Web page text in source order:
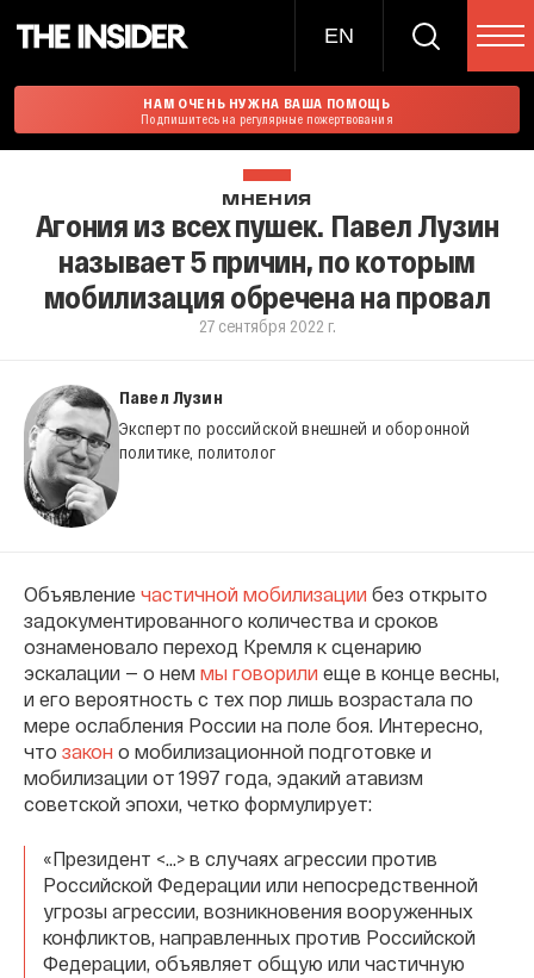
EN
НАМ ОЧЕНЬ НУЖНА ВАША ПОМОЩЬ
Подпишитесь на регулярные пожертвования
МНЕНИЯ
Агония из всех пушек. Павел Лузин
называет 5 причин, по которым
мобилизация обречена на провал
27 сентября 2022 г.
Павел Лузин
Эксперт по российской внешней и оборонной
политике, политолог
Объявление частичной мобилизации без открыто
задокументированного количества и сроков
ознаменовало переход Кремля к сценарию
эскалации — о нем мы говорили еще в конце весны,
и его вероятность с тех пор лишь возрастала по
мере ослабления России на поле боя. Интересно,
что закон о мобилизационной подготовке и
мобилизации от 1997 года, эдакий атавизм
советской эпохи, четко формулирует:
«Президент <…> в случаях агрессии против
Российской Федерации или непосредственной
угрозы агрессии, возникновения вооруженных
конфликтов, направленных против Российской
Федерации, объявляет общую или частичную